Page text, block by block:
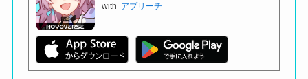
with アプリーチ